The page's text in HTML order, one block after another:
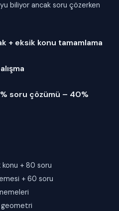
biliyor ancak soru çözerken
+ eksik konu tamamlama
soru çözümü – 40%
+ 80 soru
+ 60 soru
geometri